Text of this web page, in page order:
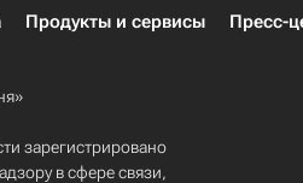
Продукты и сервисы Пресс-
зарегистрировано
в сфере связи,